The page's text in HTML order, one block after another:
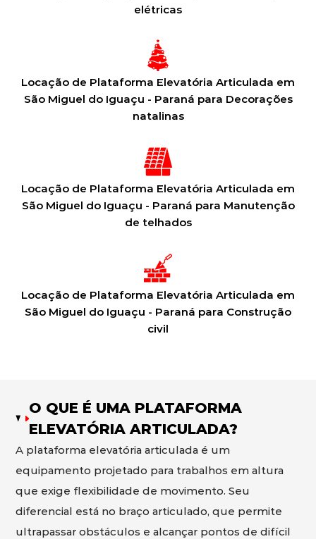
elétricas
Locação de Plataforma Elevatória Articulada em
São Miguel do Iguaçu - Paraná para Decorações
natalinas
Locação de Plataforma Elevatória Articulada em
São Miguel do Iguaçu - Paraná para Manutenção
de telhados
Locação de Plataforma Elevatória Articulada em
São Miguel do Iguaçu - Paraná para Construção
civil
O QUE É UMA PLATAFORMA
ELEVATÓRIA ARTICULADA?
A plataforma elevatória articulada é um
equipamento projetado para trabalhos em altura
que exige flexibilidade de movimento. Seu
diferencial está no braço articulado, que permite
ultrapassar obstáculos e alcançar pontos de difícil